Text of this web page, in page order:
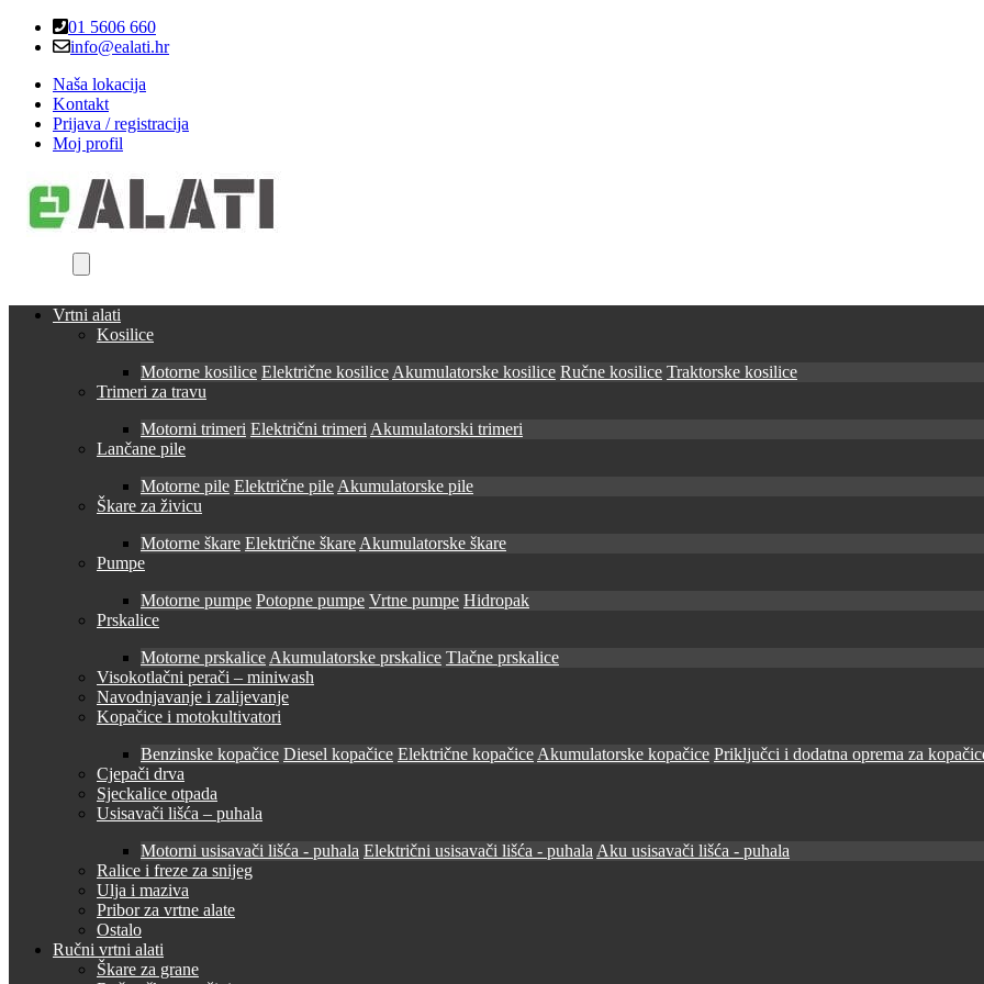
Skip
Skip
01 5606 660
info@ealati.hr
Naša lokacija
Kontakt
Prijava / registracija
Moj profil
Vrtni alati
Kosilice
Motorne kosilice Električne kosilice Akumulatorske kosilice Ručne kosilice Traktorske kosilice
Trimeri za travu
Motorni trimeri Električni trimeri Akumulatorski trimeri
Lančane pile
Motorne pile Električne pile Akumulatorske pile
Škare za živicu
Motorne škare Električne škare Akumulatorske škare
Pumpe
Motorne pumpe Potopne pumpe Vrtne pumpe Hidropak
Prskalice
Motorne prskalice Akumulatorske prskalice Tlačne prskalice
Visokotlačni perači – miniwash
Navodnjavanje i zalijevanje
Kopačice i motokultivatori
Benzinske kopačice Diesel kopačice Električne kopačice Akumulatorske kopačice Priključci i dodatna oprema za
Cjepači drva
Sjeckalice otpada
Usisavači lišća – puhala
Motorni usisavači lišća - puhala Električni usisavači lišća - puhala Aku usisavači lišća - puhala
Ralice i freze za snijeg
Ulja i maziva
Pribor za vrtne alate
Ostalo
Ručni vrtni alati
Škare za grane